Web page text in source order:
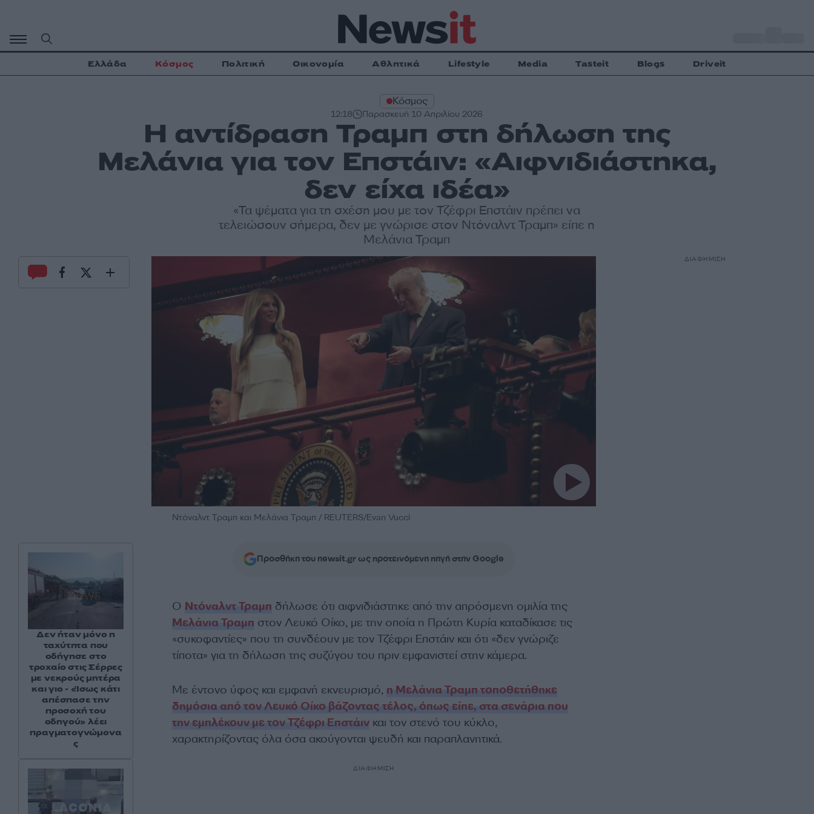
περιεχόμενο
Ελλάδα Κόσμος Πολιτική Οικονομία Αθλητικά Lifestyle Media Tasteit Blogs Driveit
Κόσμος
12:18 Παρασκευή 10 Απριλίου 2026
Η αντίδραση Τραμπ στη δήλωση της
Μελάνια για τον Επστάιν: «Αιφνιδιάστηκα,
δεν είχα ιδέα»
«Τα ψέματα για τη σχέση μου με τον Τζέφρι Επστάιν πρέπει να
τελειώσουν σήμερα, δεν με γνώρισε στον Ντόναλντ Τραμπ» είπε η
Μελάνια Τραμπ
Ντόναλντ Τραμπ και Μελάνια Τραμπ / REUTERS/Evan Vucci
Προσθήκη του newsit.gr ως προτεινόμενη πηγή στην Google
Ο Ντόναλντ Τραμπ δήλωσε ότι αιφνιδιάστηκε από την απρόσμενη ομιλία της
Μελάνια Τραμπ στον Λευκό Οίκο, με την οποία η Πρώτη Κυρία καταδίκασε τις
«συκοφαντίες» που τη συνδέουν με τον Τζέφρι Επστάιν και ότι «δεν γνώριζε
τίποτα» για τη δήλωση της συζύγου του πριν εμφανιστεί στην κάμερα.
Με έντονο ύφος και εμφανή εκνευρισμό, η Μελάνια Τραμπ τοποθετήθηκε
δημόσια από τον Λευκό Οίκο βάζοντας τέλος, όπως είπε, στα σενάρια που
την εμπλέκουν με τον Τζέφρι Επστάινκαι τον στενό του κύκλο,
χαρακτηρίζοντας όλα όσα ακούγονται ψευδή και παραπλανητικά.
ΔΙΑΦΗΜΙΣΗ
Δεν ήταν μόνο η
ταχύτητα που
οδήγησε στο
τροχαίο στις Σέρρες
με νεκρούς μητέρα
και γιο - «Ίσως κάτι
απέσπασε την
προσοχή του
οδηγού» λέει
πραγματογνώμονα
ς
ΔΙΑΦΗΜΙΣΗ